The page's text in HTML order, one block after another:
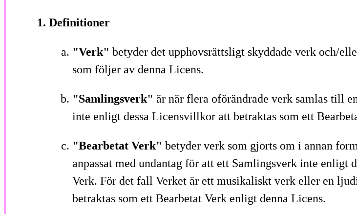
1. Definitioner
"Verk" betyder det upphovsrättsligt skyddade verk och/
som följer av denna Licens.
"Samlingsverk" är när flera oförändrade verk samlas till
inte enligt dessa Licensvillkor att betraktas som ett
"Bearbetat Verk" betyder verk som gjorts om i annan
anpassat med undantag för att ett Samlingsverk inte enligt
Verk. För det fall Verket är ett musikaliskt verk eller en
betraktas som ett Bearbetat Verk enligt denna Licens.